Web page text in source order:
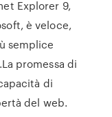
Explorer 9,
è veloce,
semplice
promessa di
di
del web.